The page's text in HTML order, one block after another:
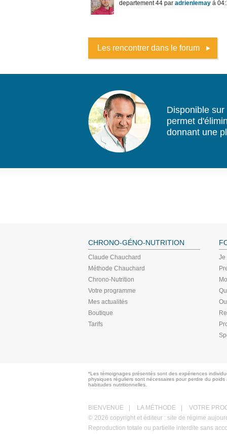
Les rencontrer dans le forum
Disponible
permet
donnant une
CHRONO-GÉNO-NUTRITION
Claude Chauchard
Méthode Chauchard
Chrono-Nutrition
Votre programme
Mes actualités
Boutique
Tarifs
Je
*Les témoignages présentés sont des expériences
physiques réguliers sont nécessaires pour perdre du
habitudes nutritionnelles.
BIENVENUE | LA MÉTHODE |
VOTRE
© 2026 copyright et éditeur : site de régime
Reproduction totale ou partielle interdite sans